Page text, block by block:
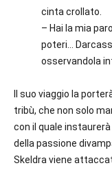
cinta crollato.
– Hai la mia
poteri…
osservandola
Il suo viaggio la
tribù, che non solo
con il quale
della passione
Skeldra viene